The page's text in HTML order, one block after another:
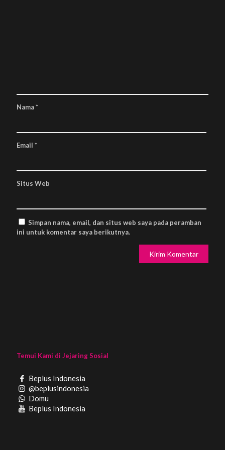
Nama*
Email *
Situs Web
Simpan nama, email, dan situs web saya pada peramban
ini untuk komentar saya berikutnya.
Temui Kami di Jejaring Sosial
Beplus Indonesia
@beplusindonesia
Domu
Beplus Indonesia